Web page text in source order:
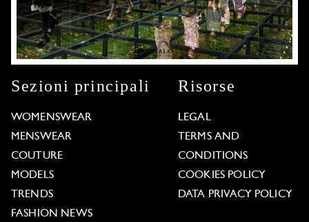
Sezioni principali
WOMENSWEAR
MENSWEAR
COUTURE
MODELS
TRENDS
FASHION NEWS
Risorse
LEGAL
TERMS AND
CONDITIONS
COOKIES POLICY
DATA PRIVACY POLICY